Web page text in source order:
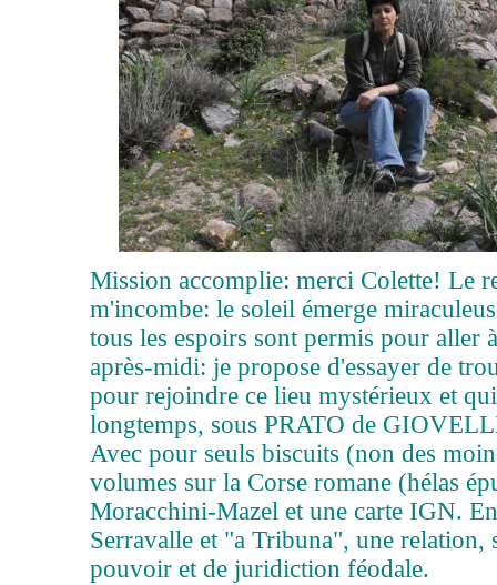
Mission accomplie: merci Colette! Le
m'incombe: le soleil émerge
tous les espoirs sont permis pour aller
après-midi: je propose d'essayer de
pour rejoindre ce lieu mystérieux et
longtemps, sous PRATO de
Avec pour seuls biscuits (non des
volumes sur la Corse romane (hélas
Moracchini-Mazel et une carte IGN.
Serravalle et "a Tribuna", une relation,
pouvoir et de juridiction féodale.